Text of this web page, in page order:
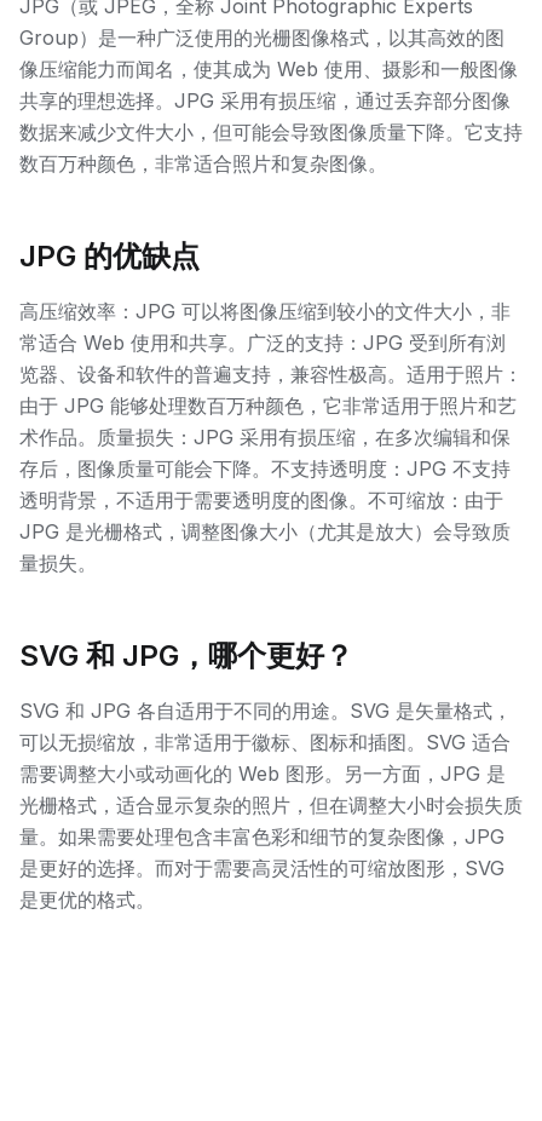
JPG（或 JPEG，全称 Joint Photographic Experts
Group）是一种广泛使用的光栅图像格式，以其高效的图
像压缩能力而闻名，使其成为 Web 使用、摄影和一般图像
共享的理想选择。JPG 采用有损压缩，通过丢弃部分图像
数据来减少文件大小，但可能会导致图像质量下降。它支持
数百万种颜色，非常适合照片和复杂图像。
JPG 的优缺点
高压缩效率：JPG 可以将图像压缩到较小的文件大小，非
常适合 Web 使用和共享。广泛的支持：JPG 受到所有浏
览器、设备和软件的普遍支持，兼容性极高。适用于照片：
由于 JPG 能够处理数百万种颜色，它非常适用于照片和艺
术作品。质量损失：JPG 采用有损压缩，在多次编辑和保
存后，图像质量可能会下降。不支持透明度：JPG 不支持
透明背景，不适用于需要透明度的图像。不可缩放：由于
JPG 是光栅格式，调整图像大小（尤其是放大）会导致质
量损失。
SVG 和 JPG，哪个更好？
SVG 和 JPG 各自适用于不同的用途。SVG 是矢量格式，
可以无损缩放，非常适用于徽标、图标和插图。SVG 适合
需要调整大小或动画化的 Web 图形。另一方面，JPG 是
光栅格式，适合显示复杂的照片，但在调整大小时会损失质
量。如果需要处理包含丰富色彩和细节的复杂图像，JPG
是更好的选择。而对于需要高灵活性的可缩放图形，SVG
是更优的格式。